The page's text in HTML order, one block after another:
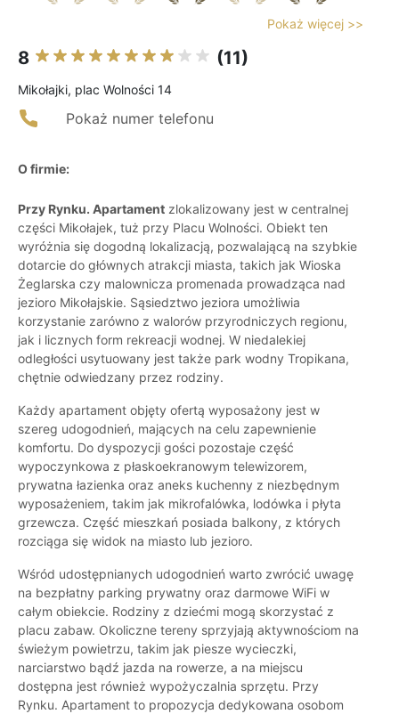
Pokaż więcej >>
8 (11)
Mikołajki, plac Wolności 14
Pokaż numer telefonu
O firmie:
Przy Rynku. Apartament zlokalizowany jest w centralnej
części Mikołajek, tuż przy Placu Wolności. Obiekt ten
wyróżnia się dogodną lokalizacją, pozwalającą na szybkie
dotarcie do głównych atrakcji miasta, takich jak Wioska
Żeglarska czy malownicza promenada prowadząca nad
jezioro Mikołajskie. Sąsiedztwo jeziora umożliwia
korzystanie zarówno z walorów przyrodniczych regionu,
jak i licznych form rekreacji wodnej. W niedalekiej
odległości usytuowany jest także park wodny Tropikana,
chętnie odwiedzany przez rodziny.
Każdy apartament objęty ofertą wyposażony jest w
szereg udogodnień, mających na celu zapewnienie
komfortu. Do dyspozycji gości pozostaje część
wypoczynkowa z płaskoekranowym telewizorem,
prywatna łazienka oraz aneks kuchenny z niezbędnym
wyposażeniem, takim jak mikrofalówka, lodówka i płyta
grzewcza. Część mieszkań posiada balkony, z których
rozciąga się widok na miasto lub jezioro.
Wśród udostępnianych udogodnień warto zwrócić uwagę
na bezpłatny parking prywatny oraz darmowe WiFi w
całym obiekcie. Rodziny z dziećmi mogą skorzystać z
placu zabaw. Okoliczne tereny sprzyjają aktywnościom na
świeżym powietrzu, takim jak piesze wycieczki,
narciarstwo bądź jazda na rowerze, a na miejscu
dostępna jest również wypożyczalnia sprzętu. Przy
Rynku. Apartament to propozycja dedykowana osobom